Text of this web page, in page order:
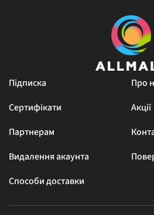
Підписка
Про
Сертифікати
Акції
Партнерам
Видалення акаунта
Способи доставки